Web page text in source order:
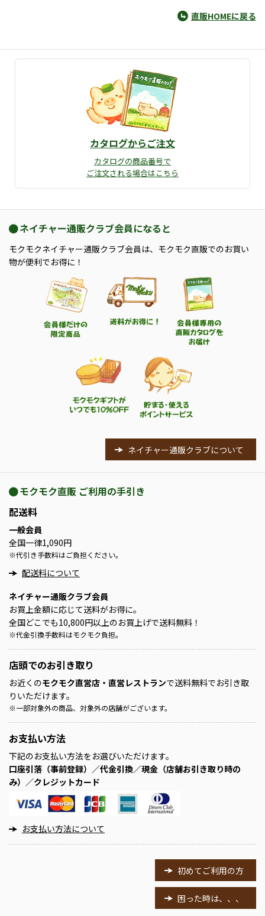
直販HOMEに戻る
カタログからご注文
カタログの商品番号で
ご注文される場合はこちら
ネイチャー通販クラブ会員になると
モクモクネイチャー通販クラブ会員は、モクモク直販でのお買い
物が便利でお得に！
ネイチャー通販クラブについて
モクモク直販 ご利用の手引き
配送料
一般会員
全国一律1,090円
※代引き手数料はご負担ください。
配送料について
ネイチャー通販クラブ会員
お買上金額に応じて送料がお得に。
全国どこでも10,800円以上のお買上げで送料無料！
※代金引換手数料はモクモク負担。
店頭でのお引き取り
お近くのモクモク直営店・直営レストランで送料無料でお引き取
りいただけます。
※一部対象外の商品、対象外の店舗がございます。
お支払い方法
下記のお支払い方法をお選びいただけます。
口座引落（事前登録）／代金引換／現金（店舗お引き取り時の
み）／クレジットカード
お支払い方法について
初めてご利用の方
困った時は、、、